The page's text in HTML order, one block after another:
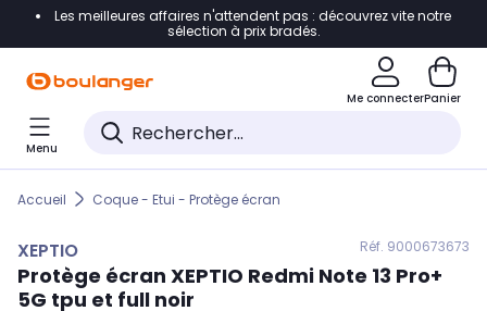
Accéder directement à la navigation
Accéder directement au pied de page
Accéder directement au chatbot
Les meilleures affaires n'attendent pas : découvrez vite notre
sélection à prix bradés.
Me connecterPanier
Menu
Accueil Coque - Etui - Protège écran
XEPTIO Réf. 9000673673
Protège écran XEPTIO Redmi Note 13 Pro+
5G tpu et full noir